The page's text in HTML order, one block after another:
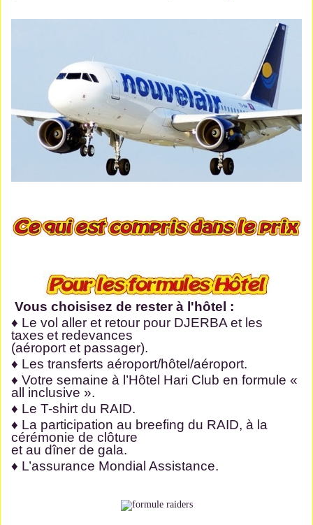
Vous choisisez de rester à l'hôtel :
♦ Le vol aller et retour pour DJERBA et les
taxes et redevances
(aéroport et passager).
♦ Les transferts aéroport/hôtel/aéroport.
♦ Votre semaine à l’Hôtel Hari Club en formule «
all inclusive ».
♦ Le T-shirt du RAID.
♦ La participation au breefing du RAID, à la
cérémonie de clôture
et au dîner de gala.
♦ L’assurance Mondial Assistance.